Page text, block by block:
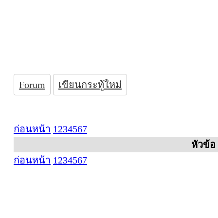
Forum เขียนกระทู้ใหม่
ก่อนหน้า 1234567
หัวข้อ
ก่อนหน้า 1234567